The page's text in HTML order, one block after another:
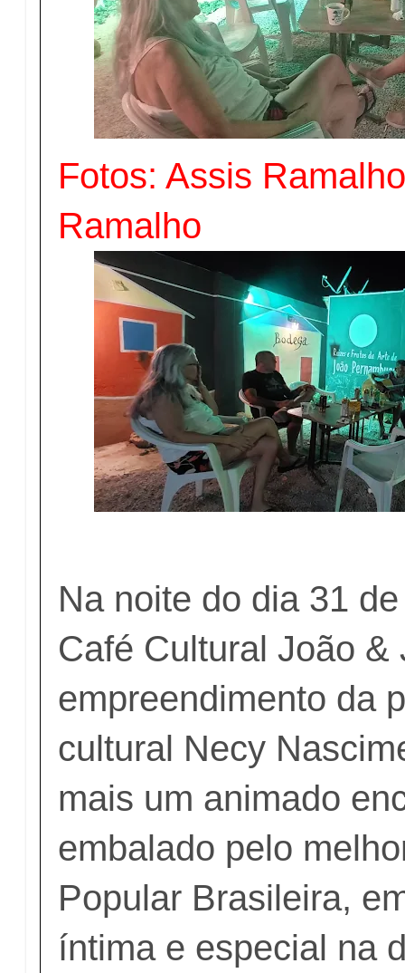
Fotos: Assis
Ramalho
Na noite do dia 31
Café Cultural João &
empreendimento da
cultural Necy
mais um animado
embalado pelo
Popular Brasileira,
íntima e especial na